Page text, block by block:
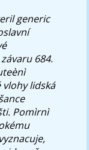
generic
684.
lidská
Pomìrnì